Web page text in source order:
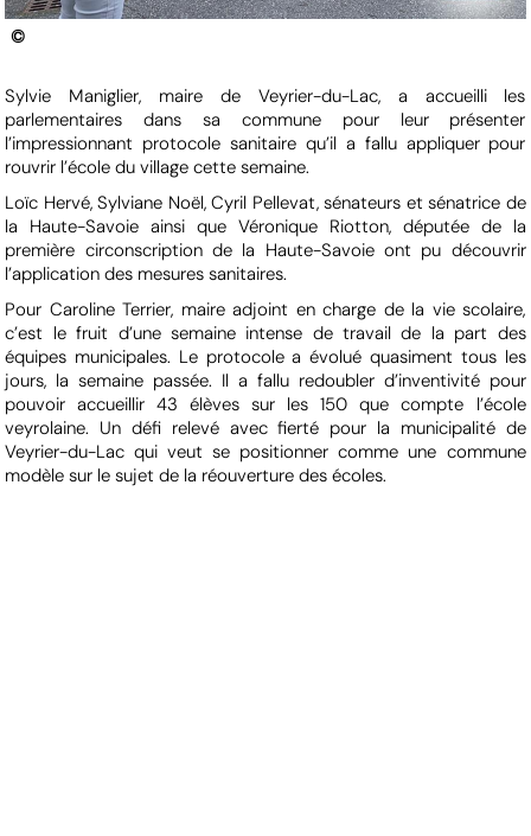
©
Sylvie Maniglier, maire de Veyrier-du-Lac, a accueilli les
parlementaires dans sa commune pour leur présenter
l’impressionnant protocole sanitaire qu’il a fallu appliquer pour
rouvrir l’école du village cette semaine.
Loïc Hervé, Sylviane Noël, Cyril Pellevat, sénateurs et sénatrice de
la Haute-Savoie ainsi que Véronique Riotton, députée de la
première circonscription de la Haute-Savoie ont pu découvrir
l’application des mesures sanitaires.
Pour Caroline Terrier, maire adjoint en charge de la vie scolaire,
c’est le fruit d’une semaine intense de travail de la part des
équipes municipales. Le protocole a évolué quasiment tous les
jours, la semaine passée. Il a fallu redoubler d’inventivité pour
pouvoir accueillir 43 élèves sur les 150 que compte l’école
veyrolaine. Un défi relevé avec fierté pour la municipalité de
Veyrier-du-Lac qui veut se positionner comme une commune
modèle sur le sujet de la réouverture des écoles.